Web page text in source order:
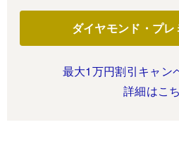
ダイヤモンド・プ
最大1万円割引キャン
詳細はこ